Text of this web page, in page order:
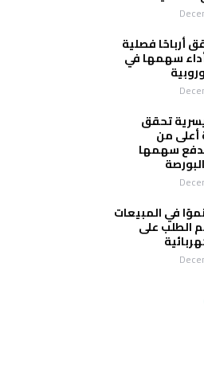
أرباحًا فصلية
سهمها في
تحقق
أعلى من
سهمها
في المبيعات
الطلب على